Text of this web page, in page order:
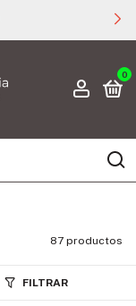
0
87 productos
FILTRAR